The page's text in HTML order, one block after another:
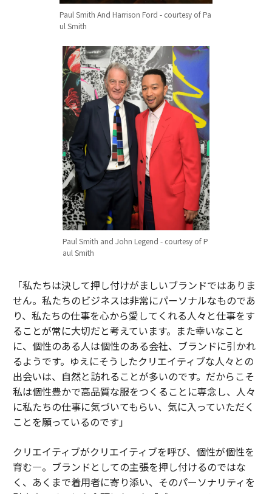
Paul Smith And Harrison Ford - courtesy of Pa
ul Smith
Paul Smith and John Legend - courtesy of P
aul Smith
「私たちは決して押し付けがましいブランドではありま
せん。私たちのビジネスは非常にパーソナルなものであ
り、私たちの仕事を心から愛してくれる人々と仕事をす
ることが常に大切だと考えています。また幸いなこと
に、個性のある人は個性のある会社、ブランドに引かれ
るようです。ゆえにそうしたクリエイティブな人々との
出会いは、自然と訪れることが多いのです。だからこそ
私は個性豊かで高品質な服をつくることに専念し、人々
に私たちの仕事に気づいてもらい、気に入っていただく
ことを願っているのです」
クリエイティブがクリエイティブを呼び、個性が個性を
育む―。ブランドとしての主張を押し付けるのではな
く、あくまで着用者に寄り添い、そのパーソナリティを